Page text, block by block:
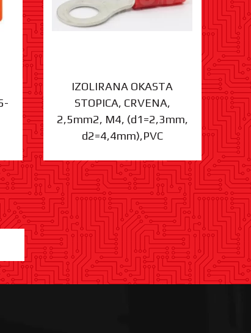
IZOLIRANA OKASTA
STOPICA, CRVENA,
2,5mm2, M4, (d1=2,3mm,
d2=4,4mm),PVC